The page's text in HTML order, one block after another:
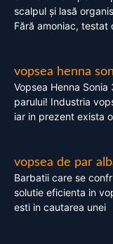
scalpul și lasă
Fără amoniac,
vopsea henna
Vopsea Henna
parului! Industria
iar in prezent exista
vopsea de par
Barbatii care se
solutie eficienta in
esti in cautarea unei